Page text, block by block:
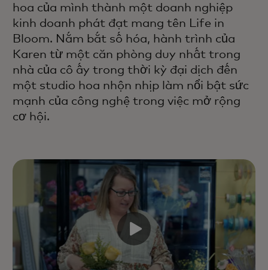
hoa của mình thành một doanh nghiệp
kinh doanh phát đạt mang tên Life in
Bloom. Nắm bắt số hóa, hành trình của
Karen từ một căn phòng duy nhất trong
nhà của cô ấy trong thời kỳ đại dịch đến
một studio hoa nhộn nhịp làm nổi bật sức
mạnh của công nghệ trong việc mở rộng
cơ hội.